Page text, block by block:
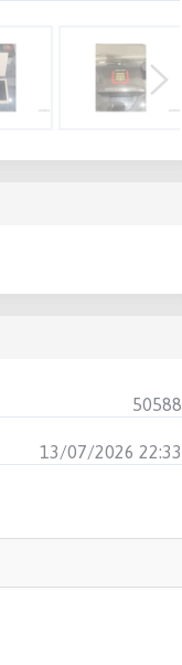
50588
13/07/2026 22:33